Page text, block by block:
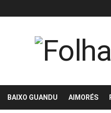
BAIXO GUANDU AIMORÉS